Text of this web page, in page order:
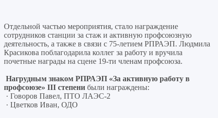
Отдельной частью мероприятия, стало награждение
сотрудников станции за стаж и активную профсоюзную
деятельность, а также в связи с 75-летием РПРАЭП. Людмила
Красикова поблагодарила коллег за работу и вручила
почетные награды на сцене 19-ти членам профсоюза.
Нагрудным знаком РПРАЭП «За активную работу в
профсоюзе» III степени были награждены:
· Говоров Павел, ПТО ЛАЭС-2
· Цветков Иван, ОДО